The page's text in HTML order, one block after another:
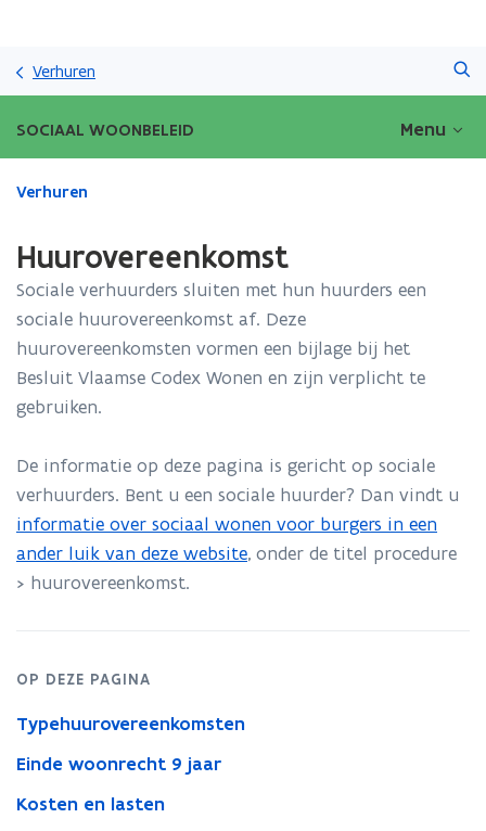
gaan
Verhuren
SOCIAAL WOONBELEID Menu
Gedaan
bevindt
op:
Huurovereenkomst
Verhuren
Huurovereenkomst
Sociale verhuurders sluiten met hun huurders een
sociale huurovereenkomst af. Deze
huurovereenkomsten vormen een bijlage bij het
Besluit Vlaamse Codex Wonen en zijn verplicht te
gebruiken.
De informatie op deze pagina is gericht op sociale
verhuurders. Bent u een sociale huurder? Dan vindt u
informatie over sociaal wonen voor burgers in een
ander luik van deze website, onder de titel procedure
> huurovereenkomst.
OP DEZE PAGINA
Typehuurovereenkomsten
Einde woonrecht 9 jaar
Kosten en lasten